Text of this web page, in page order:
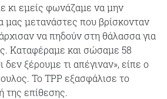
κι εμείς φωνάζαμε να μην
μας μετανάστες που βρίσκονταν
να πηδούν στη θάλασσα για
Καταφέραμε και σώσαμε 58
ξέρουμε τι απέγιναν», είπε ο
Το TPP εξασφάλισε το
της επίθεσης.